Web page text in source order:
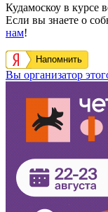
Кудамоскоу в курсе
Если вы знаете о
нам!
Напомнить
Вы организатор